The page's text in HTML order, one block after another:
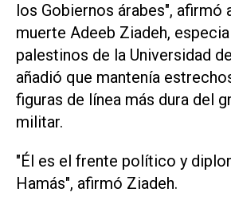
los Gobiernos árabes", afirmó
muerte Adeeb Ziadeh,
palestinos de la Universidad
añadió que mantenía
figuras de línea más dura del
militar.
"Él es el frente político y
Hamás", afirmó Ziadeh.